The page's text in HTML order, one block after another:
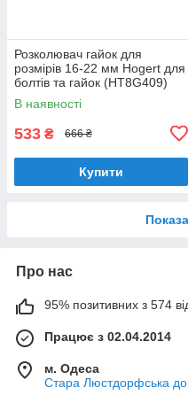
Розколювач гайок для
розмірів 16-22 мм Hogert для
болтів та гайок (HT8G409)
В наявності
533 ₴ 666 ₴
Купити
Про нас
95% позитивних з 574
Працює з 02.04.2014
м. Одеса
Стара Люстдорфська